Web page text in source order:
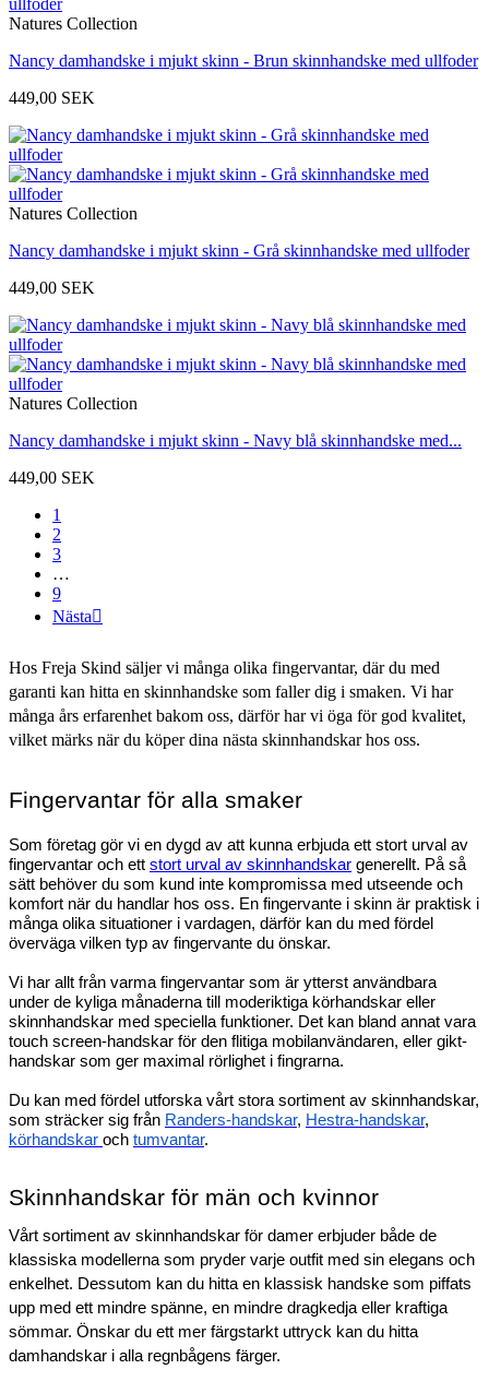
Natures Collection
Nancy damhandske i mjukt skinn - Brun skinnhandske med ullfoder
449,00 SEK
Natures Collection
Nancy damhandske i mjukt skinn - Grå skinnhandske med ullfoder
449,00 SEK
Natures Collection
Nancy damhandske i mjukt skinn - Navy blå skinnhandske med...
449,00 SEK
1
2
3
…
9
Nästa
Hos Freja Skind säljer vi många olika fingervantar, där du med
garanti kan hitta en skinnhandske som faller dig i smaken. Vi har
många års erfarenhet bakom oss, därför har vi öga för god kvalitet,
vilket märks när du köper dina nästa skinnhandskar hos oss.
Fingervantar för alla smaker
Som företag gör vi en dygd av att kunna erbjuda ett stort urval av
fingervantar och ett stort urval av skinnhandskar generellt. På så
sätt behöver du som kund inte kompromissa med utseende och
komfort när du handlar hos oss. En fingervante i skinn är praktisk i
många olika situationer i vardagen, därför kan du med fördel
överväga vilken typ av fingervante du önskar.
Vi har allt från varma fingervantar som är ytterst användbara
under de kyliga månaderna till moderiktiga körhandskar eller
skinnhandskar med speciella funktioner. Det kan bland annat vara
touch screen-handskar för den flitiga mobilanvändaren, eller gikt-
handskar som ger maximal rörlighet i fingrarna.
Du kan med fördel utforska vårt stora sortiment av skinnhandskar,
som sträcker sig från Randers-handskar, Hestra-handskar
körhandskar och tumvantar.
Skinnhandskar för män och kvinnor
Vårt sortiment av skinnhandskar för damer erbjuder både de
klassiska modellerna som pryder varje outfit med sin elegans och
enkelhet. Dessutom kan du hitta en klassisk handske som piffats
upp med ett mindre spänne, en mindre dragkedja eller kraftiga
sömmar. Önskar du ett mer färgstarkt uttryck kan du hitta
damhandskar i alla regnbågens färger.